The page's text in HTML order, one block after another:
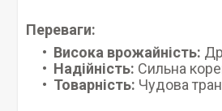
Переваги:
Висока врожайність:
Надійність: Сильна
Товарність: Чудова